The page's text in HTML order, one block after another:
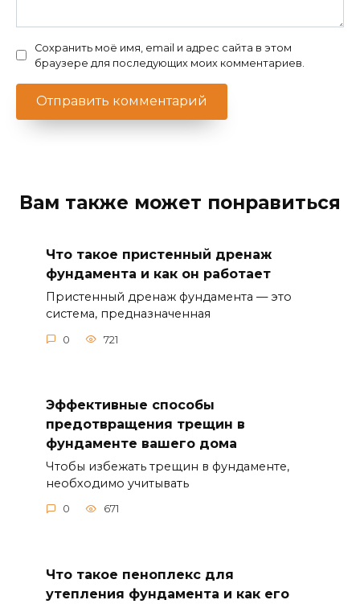
Сохранить моё имя, email и адрес сайта в этом
браузере для последующих моих комментариев.
Вам также может понравиться
Что такое пристенный дренаж
фундамента и как он работает
Пристенный дренаж фундамента — это
система, предназначенная
0 721
Эффективные способы
предотвращения трещин в
фундаменте вашего дома
Чтобы избежать трещин в фундаменте,
необходимо учитывать
0 671
Что такое пеноплекс для
утепления фундамента и как его